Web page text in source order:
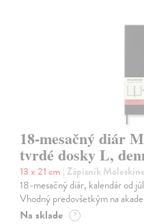
18-mesačný diár
tvrdé dosky L,
13 x 21 cm | Zápisník Moleskine
18-mesačný diár, kalendár od
Vhodný predovšetkým na
Na sklade ?